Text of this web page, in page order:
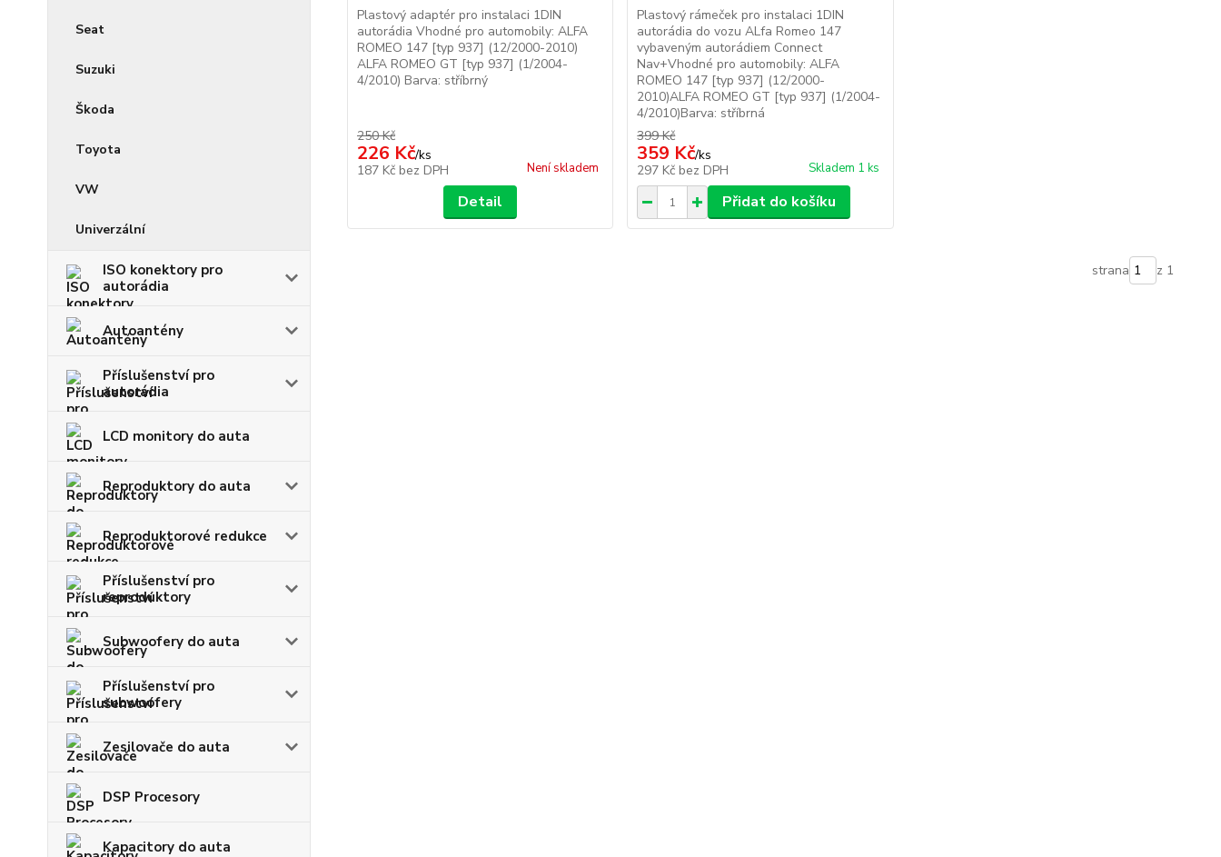
Seat
Suzuki
Škoda
Toyota
VW
Univerzální
ISO konektory pro
autorádia
Autoantény
Příslušenství pro
autorádia
LCD monitory do auta
Reproduktory do auta
Reproduktorové redukce
Příslušenství pro
reproduktory
Subwoofery do auta
Příslušenství pro
subwoofery
Zesilovače do auta
DSP Procesory
Kapacitory do auta
Plastový adaptér pro instalaci 1DIN
autorádia Vhodné pro automobily: ALFA
ROMEO 147 [typ 937] (12/2000-2010)
ALFA ROMEO GT [typ 937] (1/2004-
4/2010) Barva: stříbrný
250 Kč
226 Kč/ks
187 Kč bez DPH Není skladem
Detail
Plastový rámeček pro instalaci 1DIN
autorádia do vozu ALfa Romeo 147
vybaveným autorádiem Connect
Nav+Vhodné pro automobily: ALFA
ROMEO 147 [typ 937] (12/2000-
2010)ALFA ROMEO GT [typ 937] (1/2004-
4/2010)Barva: stříbrná
399 Kč
359 Kč/ks
297 Kč bez DPH Skladem 1 ks
Přidat do košíku
strana z 1